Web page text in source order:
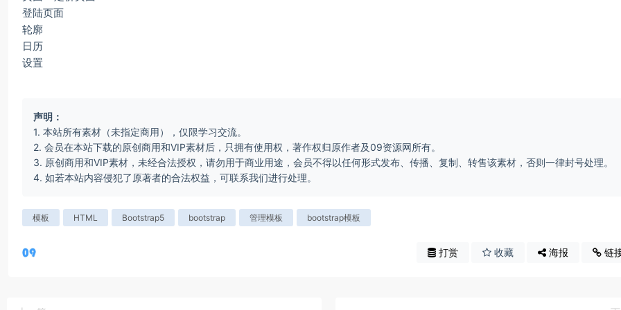
登陆页面
轮廓
日历
设置
声明：
1. 本站所有素材（未指定商用），仅限学习交流。
2. 会员在本站下载的原创商用和VIP素材后，只拥有使用权，著作权归原作者及09资源网所有。
3. 原创商用和VIP素材，未经合法授权，请勿用于商业用途，会员不得以任何形式发布、传播、复制、转售该素材，否则一律封号处理。
4. 如若本站内容侵犯了原著者的合法权益，可联系我们进行处理。
模板 HTML Bootstrap5 bootstrap 管理模板 bootstrap模板
打赏 收藏 海报 链